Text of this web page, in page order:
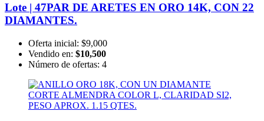
Lote | 47PAR DE ARETES EN ORO 14K, CON 22
DIAMANTES.
Oferta inicial: $9,000
Vendido en: $10,500
Número de ofertas: 4